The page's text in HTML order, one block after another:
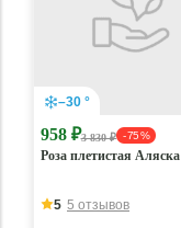
–30 °
958 ₽3 830 ₽ - 75 %
Роза плетистая Аляска
5 5 отзывов